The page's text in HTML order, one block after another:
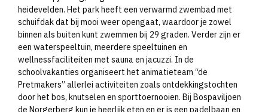
heidevelden. Het park heeft een verwarmd zwembad met
schuifdak dat bij mooi weer opengaat, waardoor je zowel
binnen als buiten kunt zwemmen bij 29 graden. Verder zijn er
een waterspeeltuin, meerdere speeltuinen en
wellnessfaciliteiten met sauna en jacuzzi. In de
schoolvakanties organiseert het animatieteam “de
Pretmakers” allerlei activiteiten zoals ontdekkingstochten
door het bos, knutselen en sporttoernooien. Bij Bospaviljoen
de Norgerberg kun je heerlijk eten en er is een padelbaan en